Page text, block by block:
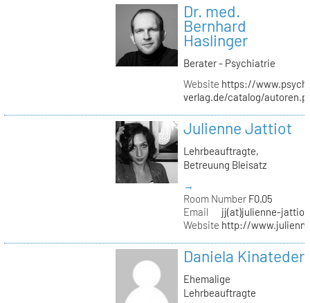
Dr. med.
Bernhard
Haslinger
Berater - Psychiatrie
Website https://
verlag.de/catalog/
Julienne Jattiot
Lehrbeauftragte,
Betreuung Bleisatz
→
Room NumberF0.05
Email
jj(at)julienne-
Website http://
Daniela Kinateder
Ehemalige
Lehrbeauftragte